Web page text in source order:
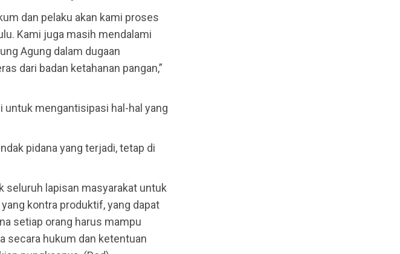
dan pelaku akan kami proses
Kami juga masih mendalami
Agung dalam dugaan
dari badan ketahanan pangan,”
untuk mengantisipasi hal-hal yang
pidana yang terjadi, tetap di
seluruh lapisan masyarakat untuk
kontra produktif, yang dapat
setiap orang harus mampu
secara hukum dan ketentuan